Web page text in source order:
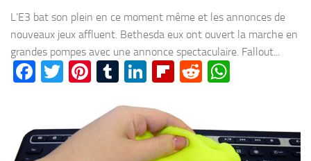
L’E3 bat son plein en ce moment même et les annonces de
nouveaux jeux affluent. Bethesda eux ont ouvert la marche en
grandes pompes avec une annonce spectaculaire. Fallout...
Facebook
Twitter
Pinterest
Tumblr
LinkedIn
Flipboard
Reddit